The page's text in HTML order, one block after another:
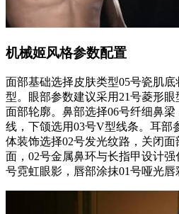
机械姬风格参数配置
面部基础选择皮肤类型05号瓷肌
型。眼部参数建议采用21号菱形
面部轮廓。鼻部选择06号纤细鼻
线，下颌选用03号V型线条。耳部
体装饰选择02号发光纹路，关闭
面，02号金属鼻环与长指甲设计
号霓虹眼影，唇部涂抹01号哑光唇